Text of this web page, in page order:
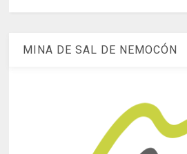
MINA DE SAL DE NEMOCÓN